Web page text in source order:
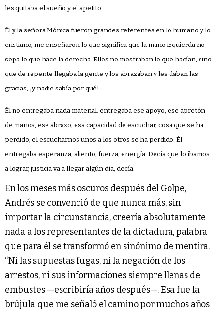
les quitaba el sueño y el apetito.
Él y la señora Mónica fueron grandes referentes en lo humano y lo
cristiano, me enseñaron lo que significa que la mano izquierda no
sepa lo que hace la derecha. Ellos no mostraban lo que hacían, sino
que de repente llegaba la gente y los abrazaban y les daban las
gracias, ¡y nadie sabía por qué!
Él no entregaba nada material: entregaba ese apoyo, ese apretón
de manos, ese abrazo, esa capacidad de escuchar, cosa que se ha
perdido; el escucharnos unos a los otros se ha perdido. Él
entregaba esperanza, aliento, fuerza, energía. Decía que lo íbamos
a lograr, justicia va a llegar algún día, decía.
En los meses más oscuros después del Golpe,
Andrés se convenció de que nunca más, sin
importar la circunstancia, creería absolutamente
nada a los representantes de la dictadura, palabra
que para él se transformó en sinónimo de mentira.
“Ni las supuestas fugas, ni la negación de los
arrestos, ni sus informaciones siempre llenas de
embustes —escribiría años después—. Esa fue la
brújula que me señaló el camino por muchos años